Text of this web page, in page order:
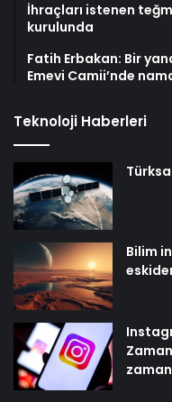
İhraçları istenen
kurulunda
Fatih Erbakan: Bir
Emevi Camii’nde
Teknoloji Haberleri
Bilim